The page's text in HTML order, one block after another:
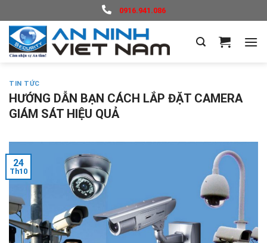
to
content
0916.941.086
TIN TỨC
HƯỚNG DẪN BẠN CÁCH LẮP ĐẶT CAMERA
GIÁM SÁT HIỆU QUẢ
24
Th10